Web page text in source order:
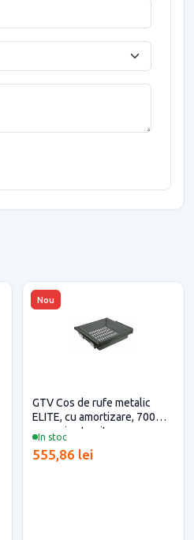
Nou
In stoc
GTV Cos de rufe metalic
ELITE, cu amortizare, 700
mm, gri antracit
555,86 lei